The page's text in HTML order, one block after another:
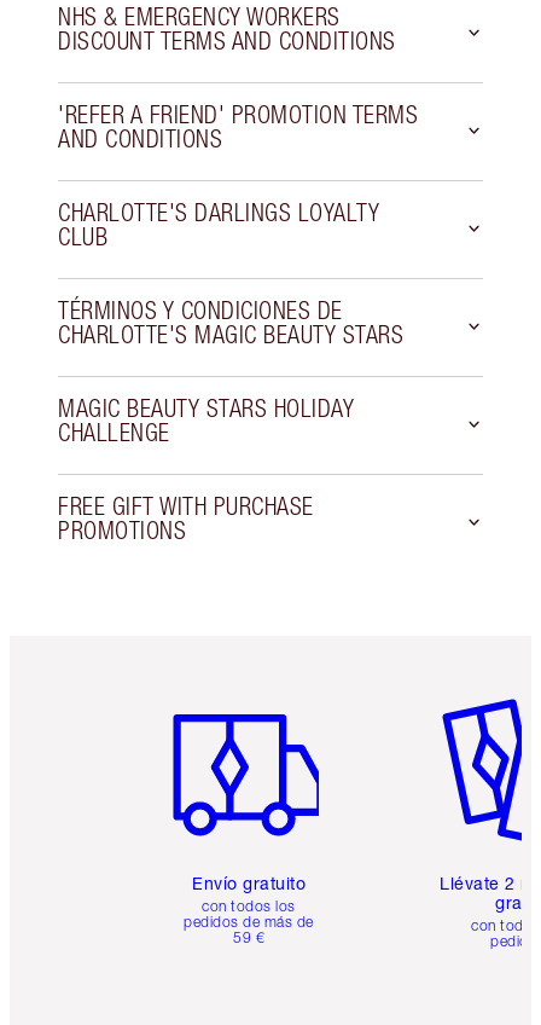
NHS & EMERGENCY WORKERS
DISCOUNT TERMS AND CONDITIONS
'REFER A FRIEND' PROMOTION TERMS
AND CONDITIONS
CHARLOTTE'S DARLINGS LOYALTY
CLUB
TÉRMINOS Y CONDICIONES DE
CHARLOTTE'S MAGIC BEAUTY STARS
MAGIC BEAUTY STARS HOLIDAY
CHALLENGE
FREE GIFT WITH PURCHASE
PROMOTIONS
Envío gratuito
con todos los
pedidos de más de
59 €
Llévate 2
gratis
con